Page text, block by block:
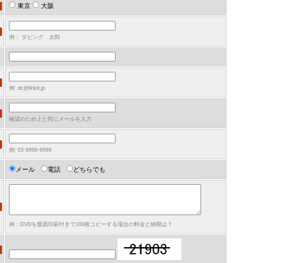
東京 大阪
例： ダビング 太郎
例: dc@linkit.jp
確認のため上と同じメールを入力
例: 03-9999-9999
メール 電話 どちらでも
例：DVDを盤面印刷付きで100枚コピーする場合の料金と納期は？